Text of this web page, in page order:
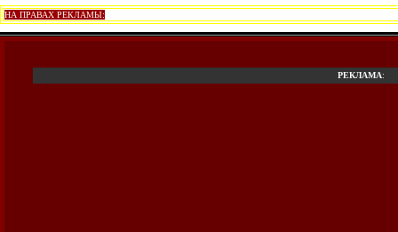
НА ПРАВАХ РЕКЛАМЫ:
РЕКЛАМА: